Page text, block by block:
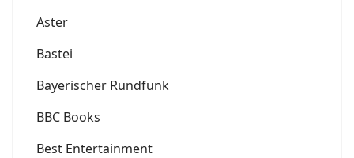
Aster
Bastei
Bayerischer Rundfunk
BBC Books
Best Entertainment